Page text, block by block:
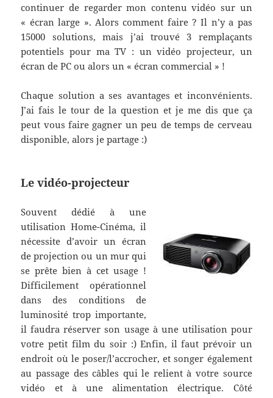
continuer de regarder mon contenu vidéo sur un
« écran large ». Alors comment faire ? Il n’y a pas
15000 solutions, mais j’ai trouvé 3 remplaçants
potentiels pour ma TV : un vidéo projecteur, un
écran de PC ou alors un « écran commercial » !
Chaque solution a ses avantages et inconvénients.
J’ai fais le tour de la question et je me dis que ça
peut vous faire gagner un peu de temps de cerveau
disponible, alors je partage :)
Le vidéo-projecteur
Souvent dédié à une
utilisation Home-Cinéma, il
nécessite d’avoir un écran
de projection ou un mur qui
se prête bien à cet usage !
Difficilement opérationnel
dans des conditions de
luminosité trop importante,
il faudra réserver son usage à une utilisation pour
votre petit film du soir :) Enfin, il faut prévoir un
endroit où le poser/l’accrocher, et songer également
au passage des câbles qui le relient à votre source
vidéo et à une alimentation électrique. Côté